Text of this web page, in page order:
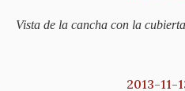
Vista de la cancha con la